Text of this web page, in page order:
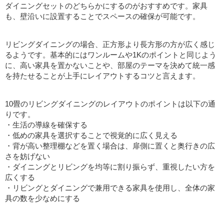
ダイニングセットのどちらかにするのがおすすめです。家具
も、壁沿いに設置することでスペースの確保が可能です。
リビングダイニングの場合、正方形より長方形の方が広く感じ
るようです。基本的にはワンルームや1Kのポイントと同じよう
に、高い家具を置かないことや、部屋のテーマを決めて統一感
を持たせることが上手にレイアウトするコツと言えます。
10畳のリビングダイニングのレイアウトのポイントは以下の通
りです。
・生活の導線を確保する
・低めの家具を選択することで視覚的に広く見える
・背が高い整理棚などを置く場合は、扉側に置くと奥行きの広
さを妨げない
・ダイニングとリビングを均等に割り振らず、重視したい方を
広くする
・リビングとダイニングで兼用できる家具を使用し、全体の家
具の数を少なめにする